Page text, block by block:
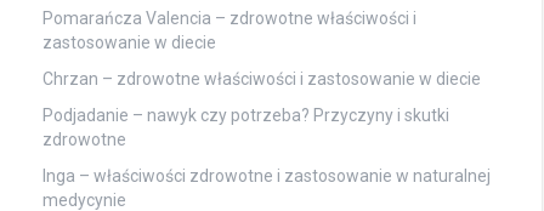
Pomarańcza Valencia – zdrowotne właściwości i
zastosowanie w diecie
Chrzan – zdrowotne właściwości i zastosowanie w diecie
Podjadanie – nawyk czy potrzeba? Przyczyny i skutki
zdrowotne
Inga – właściwości zdrowotne i zastosowanie w naturalnej
medycynie